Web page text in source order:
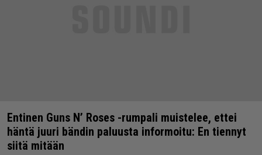
Entinen Guns N’ Roses -rumpali muistelee, ettei
häntä juuri bändin paluusta informoitu: En tiennyt
siitä mitään